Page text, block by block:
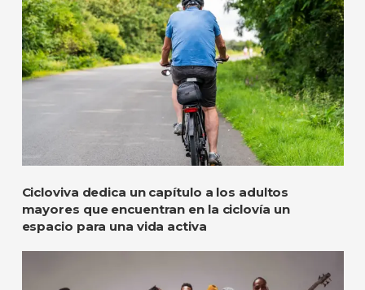
Cicloviva dedica un capítulo a los adultos
mayores que encuentran en la ciclovía un
espacio para una vida activa